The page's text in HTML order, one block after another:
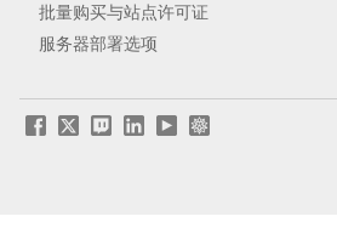
批量购买与站点许可证
服务器部署选项